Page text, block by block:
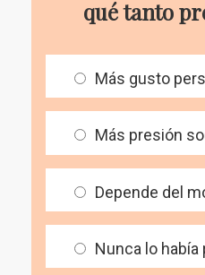
qué tanto
Más gusto
Más presión
Depende del
Nunca lo había